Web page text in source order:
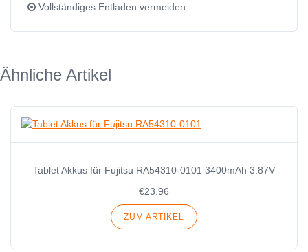
Vollständiges Entladen vermeiden.
Ähnliche Artikel
Tablet Akkus für Fujitsu RA54310-0101 3400mAh 3.87V
€23.96
ZUM ARTIKEL